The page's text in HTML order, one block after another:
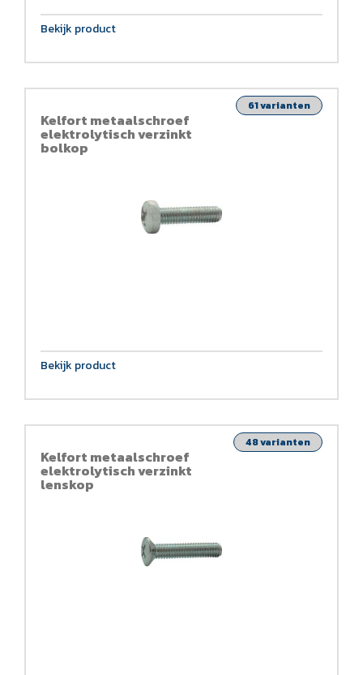
Bekijk product
Kelfort metaalschroef
elektrolytisch verzinkt
bolkop
61 varianten
Bekijk product
Kelfort metaalschroef
elektrolytisch verzinkt
lenskop
48 varianten